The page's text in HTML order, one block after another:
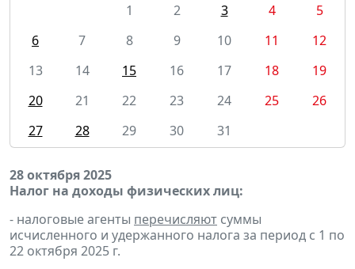
1
2 3 4
5
6
7 8 9 10 11
12
13
14 15 16 17 18
19
20
21 22 23 24 25
26
27
28 29 30 31
28 октября 2025
Налог на доходы физических лиц:
- налоговые агенты перечисляют суммы
исчисленного и удержанного налога за период с 1 по
22 октября 2025 г.